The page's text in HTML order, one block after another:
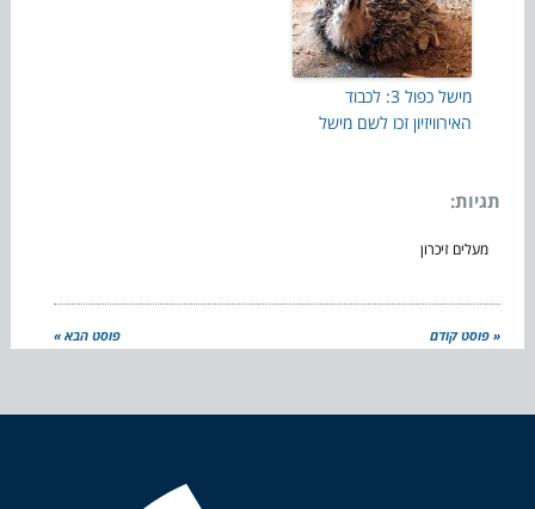
מישל כפול 3: לכבוד
האירוויזיון זכו לשם מישל
תגיות:
מעלים זיכרון
« פוסט קודם פוסט הבא »